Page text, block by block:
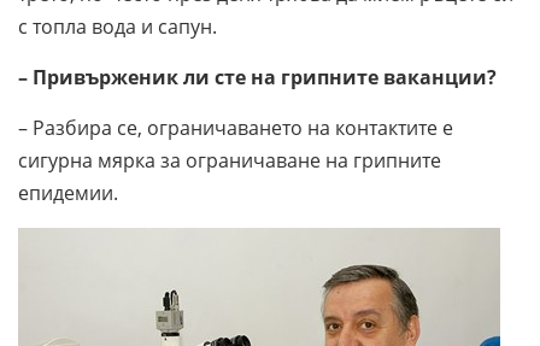
с топла вода и сапун.
– Привърженик ли сте на грипните ваканции?
– Разбира се, ограничаването на контактите е
сигурна мярка за ограничаване на грипните
епидемии.